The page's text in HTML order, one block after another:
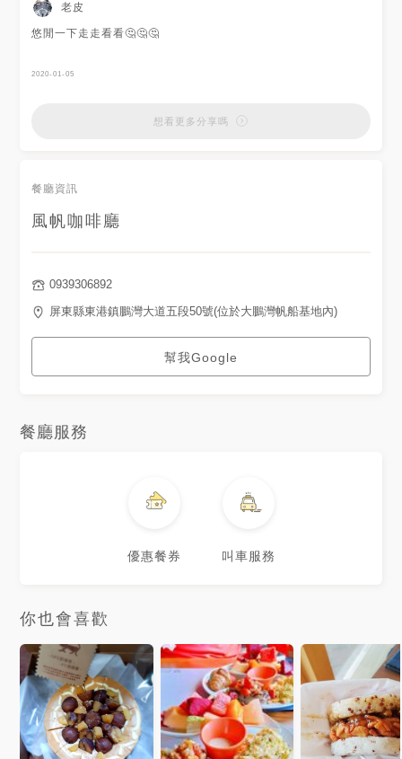
老皮
悠閒一下走走看看🤔🤔🤔
2020-01-05
想看更多分享嗎
餐廳資訊
風帆咖啡廳
0939306892
屏東縣東港鎮鵬灣大道五段50號(位於大鵬灣帆船基地內)
幫我Google
餐廳服務
優惠餐券 叫車服務
你也會喜歡